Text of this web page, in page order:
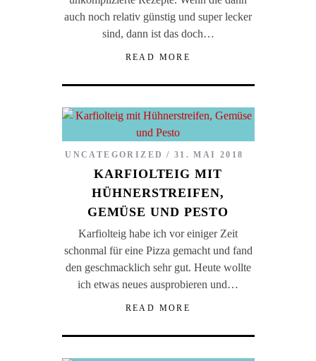
auch noch relativ günstig und super lecker
sind, dann ist das doch…
READ MORE
UNCATEGORIZED 31. MAI 2018
KARFIOLTEIG MIT
HÜHNERSTREIFEN,
GEMÜSE UND PESTO
Karfiolteig habe ich vor einiger Zeit
schonmal für eine Pizza gemacht und fand
den geschmacklich sehr gut. Heute wollte
ich etwas neues ausprobieren und…
READ MORE